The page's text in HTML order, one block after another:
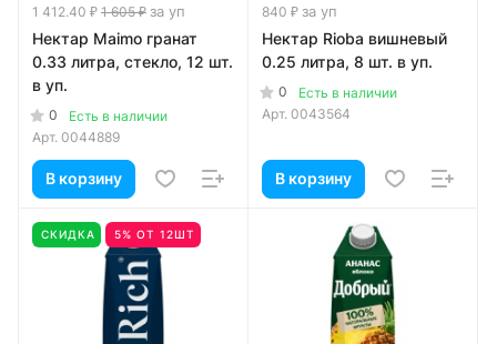
1 412.40 ₽ 1 605 ₽ за уп
Нектар Maimo гранат
0.33 литра, стекло, 12 шт.
в уп.
0
Есть в наличии
Арт. 0044889
В корзину
840 ₽ за уп
Нектар Rioba вишневый
0.25 литра, 8 шт. в уп.
0
Есть в наличии
Арт. 0043564
В корзину
СКИДКА 5% ОТ 12ШТ